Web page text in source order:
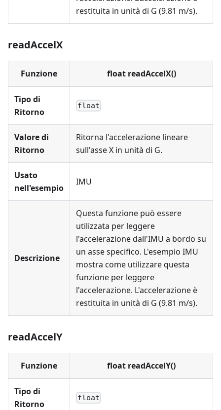
restituita in unità di G (9.81 m/s).
readAccelX
Funzione float readAccelX()
Tipo di
Ritorno
float
Valore di
Ritorno
Ritorna l'accelerazione lineare
sull'asse X in unità di G.
Usato
nell'esempio
IMU
Descrizione
Questa funzione può essere
utilizzata per leggere
l'accelerazione dall'IMU a bordo su
un asse specifico. L'esempio IMU
mostra come utilizzare questa
funzione per leggere
l'accelerazione. L'accelerazione è
restituita in unità di G (9.81 m/s).
readAccelY
Funzione float readAccelY()
Tipo di
Ritorno
float